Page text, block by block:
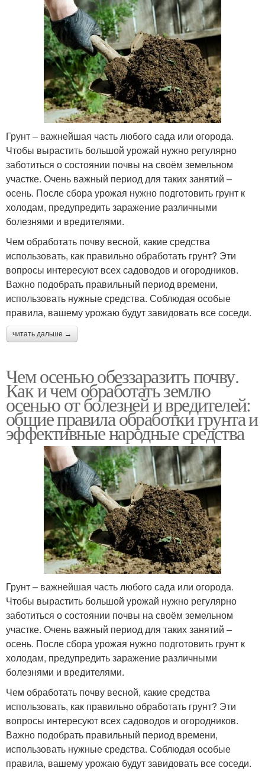
Грунт – важнейшая часть любого сада или огорода.
Чтобы вырастить большой урожай нужно регулярно
заботиться о состоянии почвы на своём земельном
участке. Очень важный период для таких занятий –
осень. После сбора урожая нужно подготовить грунт к
холодам, предупредить заражение различными
болезнями и вредителями.
Чем обработать почву весной, какие средства
использовать, как правильно обработать грунт? Эти
вопросы интересуют всех садоводов и огородников.
Важно подобрать правильный период времени,
использовать нужные средства. Соблюдая особые
правила, вашему урожаю будут завидовать все соседи.
читать дальше →
Чем осенью обеззаразить почву.
Как и чем обработать землю
осенью от болезней и вредителей:
общие правила обработки грунта и
эффективные народные средства
Грунт – важнейшая часть любого сада или огорода.
Чтобы вырастить большой урожай нужно регулярно
заботиться о состоянии почвы на своём земельном
участке. Очень важный период для таких занятий –
осень. После сбора урожая нужно подготовить грунт к
холодам, предупредить заражение различными
болезнями и вредителями.
Чем обработать почву весной, какие средства
использовать, как правильно обработать грунт? Эти
вопросы интересуют всех садоводов и огородников.
Важно подобрать правильный период времени,
использовать нужные средства. Соблюдая особые
правила, вашему урожаю будут завидовать все соседи.